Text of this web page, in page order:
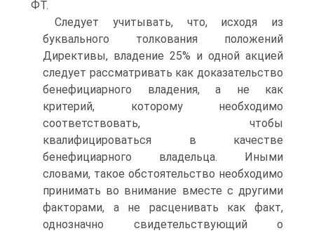
ФТ.
Следует учитывать, что, исходя из
буквального толкования положений
Директивы, владение 25% и одной акцией
следует рассматривать как доказательство
бенефициарного владения, а не как
критерий, которому необходимо
соответствовать, чтобы
квалифицироваться в качестве
бенефициарного владельца. Иными
словами, такое обстоятельство необходимо
принимать во внимание вместе с другими
факторами, а не расценивать как факт,
однозначно свидетельствующий о